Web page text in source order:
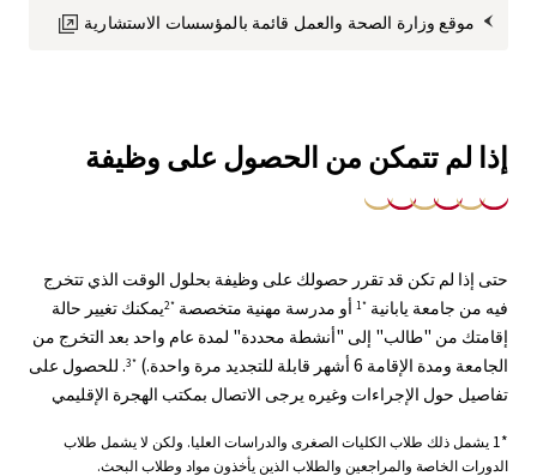
موقع وزارة الصحة والعمل قائمة بالمؤسسات الاستشارية
إذا لم تتمكن من الحصول على وظيفة
حتى إذا لم تكن قد تقرر حصولك على وظيفة بحلول الوقت الذي تتخرج
فيه من جامعة يابانية *1 أو مدرسة مهنية متخصصة *2 يمكنك تغيير حالة
إقامتك من "طالب" إلى "أنشطة محددة" لمدة عام واحد بعد التخرج من
الجامعة ومدة الإقامة 6 أشهر قابلة للتجديد مرة واحدة.)
*3 . للحصول على
تفاصيل حول الإجراءات وغيره يرجى الاتصال بمكتب الهجرة الإقليمي
*1 يشمل ذلك طلاب الكليات الصغرى والدراسات العليا. ولكن لا يشمل طلاب
الدورات الخاصة والمراجعين والطلاب الذين يأخذون مواد وطلاب البحث.